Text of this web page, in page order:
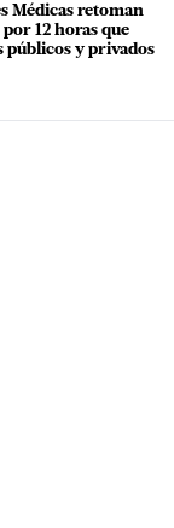
Médicas retoman
12 horas que
públicos y privados